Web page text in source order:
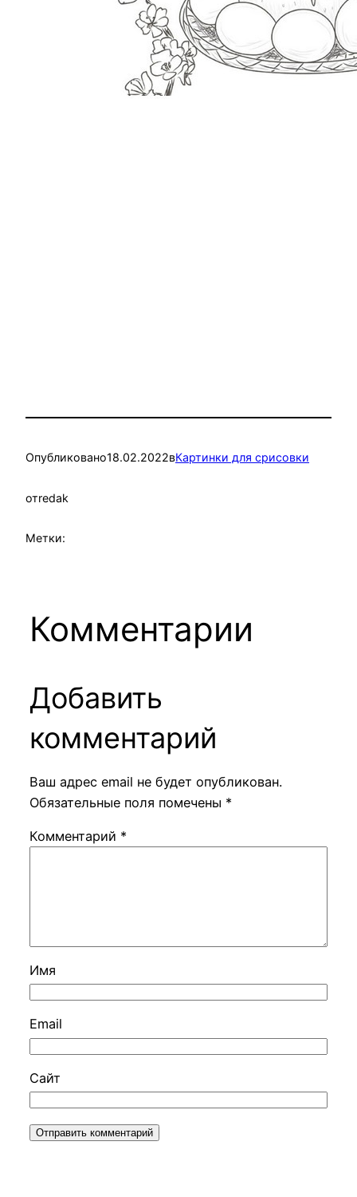
Опубликовано18.02.2022вКартинки для срисовки
отredak
Метки:
Комментарии
Добавить
комментарий
Ваш адрес email не будет опубликован.
Обязательные поля помечены *
Комментарий *
Имя
Email
Сайт